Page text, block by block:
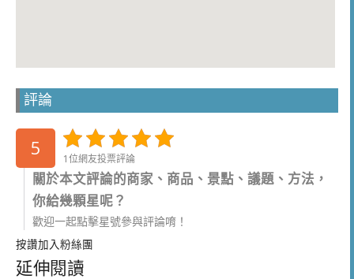
評論
5 1位網友投票評論
關於本文評論的商家、商品、景點、議題、方法，
你給幾顆星呢？
歡迎一起點擊星號參與評論唷！
按讚加入粉絲團
延伸閱讀